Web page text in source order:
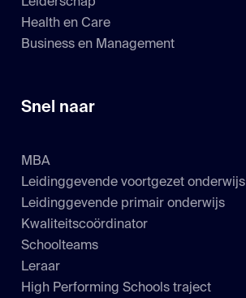
Health en Care
Business en Management
Snel naar
MBA
Leidinggevende voortgezet onderwijs
Leidinggevende primair onderwijs
Kwaliteitscoördinator
Schoolteams
Leraar
High Performing Schools traject